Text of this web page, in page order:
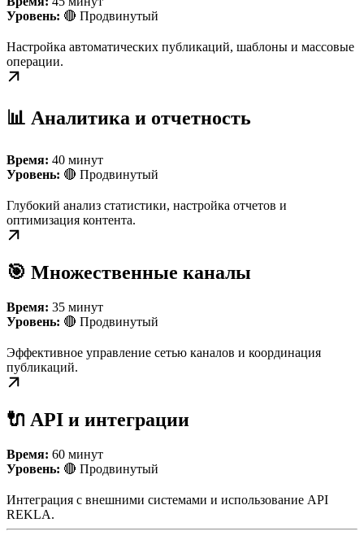
Уровень: 🔴 Продвинутый
Настройка автоматических публикаций, шаблоны и массовые
операции.
📊 Аналитика и отчетность
Время: 40 минут
Уровень: 🔴 Продвинутый
Глубокий анализ статистики, настройка отчетов и
оптимизация контента.
🎯 Множественные каналы
Время: 35 минут
Уровень: 🔴 Продвинутый
Эффективное управление сетью каналов и координация
публикаций.
🔌 API и интеграции
Время: 60 минут
Уровень: 🔴 Продвинутый
Интеграция с внешними системами и использование API
REKLA.